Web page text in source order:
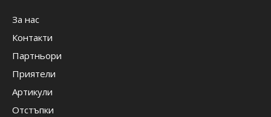
За нас
Контакти
Партньори
Приятели
Артикули
Отстъпки